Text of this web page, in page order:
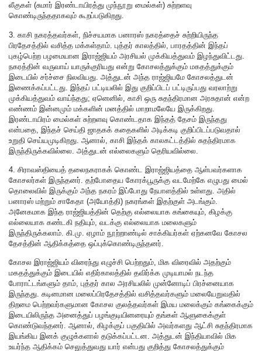
லீகுகள் (சுமார் இரண்டாயிரத்து முந்நூறு மைல்கள்) சுற்றளவு
கொண்டிருந்ததாகவும் கூறப்படுகிறது.
3. காசி நகரத்தவர்கள், நிச்சயமாக பனாரஸ் நகரத்தைச் சுற்றியிருந்த
பிரதேசத்தில் வசித்த மக்கள்தாம். புத்தர் காலத்தில், பாரதத்தின் இந்தப்
புகழ்பெற்ற பழமையான இராஜ்ஜியம் அரசியல் முக்கியத்துவம் இழந்துவிட்டது.
நகரத்தின் வருவாய் யாருக்குரியது என்று கோசலத்துக்கும் மகதத்துக்கும்
இடையில் சர்ச்சை நிலவியது. அத்துடன் அந்த ராஜ்ஜியமே கோசலத்துடன்
இணைக்கப்பட்டது. இந்தப் பட்டியலில் இது குறிப்பிடப் பட்டிருப்பது வரலாற்று
முக்கியத்துவம் வாய்ந்தது; ஏனெனில், காசி ஒரு சுதந்திரமான அரசுதான் என்ற
எண்ணம் இன்னமும் மக்களின் மனத்தில் மாறாமலேயே இருக்கிறது.
இரண்டாயிரம் மைல்கள் சுற்றளவு கொண்டதாக இந்தத் தேசம் இருந்தது
என்பதை, இந்தச் செய்தி ஜாதகக் கதைகளில் அடிக்கடி குறிப்பிடப்படுவதால்
உறுதி செய்யமுடிகிறது. ஆனால், காசி இந்தக் காலகட்டத்தில் சுதந்திரமாக
இருந்திருக்கவில்லை. அத்துடன் எல்லைகளும் தெரியவில்லை.
4. சிராவஸ்தியைத் தலைநகராகக் கொண்ட இராஜ்ஜியத்தை ஆள்பவர்களாக
கோசலர்கள் இருந்தனர். தற்போதைய கோரக்பூருக்கு வடமேற்கே எழுபது மைல்
தொலைவில் இருக்கும் அந்த நகரம் இப்போது நேபாளத்தில் உள்ளது. அதில்
பனாரஸ் மற்றும் சாகேதா (அயோத்தி) நகரங்கள் இதற்குள் அடங்கும்.
அனேகமாக இந்த ராஜ்ஜியத்தின் தெற்கு எல்லையாக கங்கையும், கிழக்கு
எல்லையாக கண்டகி நதியும், வடக்கு எல்லையாக மலைகளும்
இருந்திருக்கலாம். கி.மு. ஏழாம் நூற்றாண்டில் சாக்கியர்கள் ஏற்கனவே கோசல
தேசத்தின் ஆதிக்கத்தை ஒப்புக்கொண்டிருந்தனர்.
கோசல இராஜ்ஜியம் விரைந்து எழுச்சி பெற்றதும், மிக விரைவில் அதற்கும்
மகதத்துக்கும் இடையில் எதிர்காலத்தில் தவிர்க்க முடியாமல் நடந்த
போராட்டங்களும் தாம், புத்தர் கால அரசியலில் முன்னோடிப் பிரச்னையாக
இருந்தது. கடினமான மலைப்பிரதேசத்தில் வசித்தவர்களும் மலையேறுவதில்
திறமை பெற்றவர்களுமான கோசல குலத்தவர்கள் இமய மலைக்கும் கங்கைக்கும்
இடையிலிருந்த அனைத்துப் பழங்குடியினரையும் தங்கள் ஆளுகைக்குள்
கொண்டுவந்தனர். ஆனால், கிழக்குப் பகுதியில் அவர்களது ஆட்சி சுதந்திரமாக
இயங்கிய இனக் குழுக்களால் தடுக்கப்பட்டன. அத்துடன் இந்தியாவில் மிக
உயர்ந்த ஆதிக்கம் செலுத்துவது யார் என்பது குறித்து கோசலத்துக்கும்